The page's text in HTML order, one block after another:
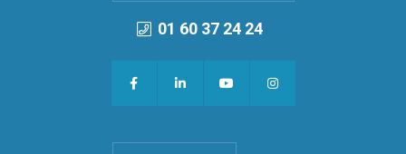
01 60 37 24 24